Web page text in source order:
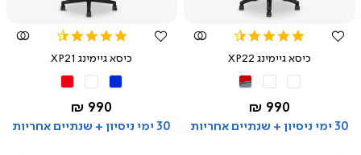
4.5
rating
כיסא גיימינג XP22
אפור
החל מ-
990 ₪
30 ימי ניסיון + שנתיים אחריות
rating
כיסא גיימינג XP21
החל מ-
990 ₪
30 ימי ניסיון + שנתיים אחריות